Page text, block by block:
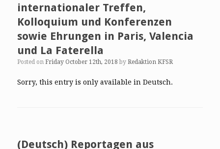
internationaler Treffen,
Kolloquium und Konferenzen
sowie Ehrungen in Paris, Valencia
und La Faterella
Posted on Friday October 12th, 2018 by Redaktion KFSR
Sorry, this entry is only available in Deutsch.
(Deutsch) Reportagen aus